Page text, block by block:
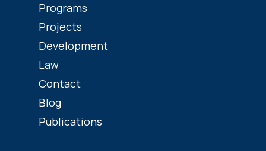
Programs
Projects
Development
Law
Contact
Blog
Publications